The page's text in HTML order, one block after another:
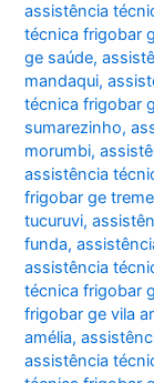
assistência
técnica frigobar
ge saúde,
mandaqui,
técnica frigobar
sumarezinho,
morumbi,
assistência
frigobar ge
tucuruvi,
funda,
assistência
técnica frigobar
frigobar ge vila
amélia,
assistência